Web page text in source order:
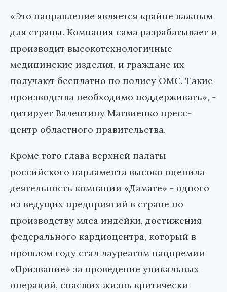
«Это направление является крайне важным
для страны. Компания сама разрабатывает и
производит высокотехнологичные
медицинские изделия, и граждане их
получают бесплатно по полису ОМС. Такие
производства необходимо поддерживать», -
цитирует Валентину Матвиенко пресс-
центр областного правительства.
Кроме того глава верхней палаты
российского парламента высоко оценила
деятельность компании «Дамате» - одного
из ведущих предприятий в стране по
производству мяса индейки, достижения
федерального кардиоцентра, который в
прошлом году стал лауреатом нацпремии
«Призвание» за проведение уникальных
операций, спасших жизнь критически